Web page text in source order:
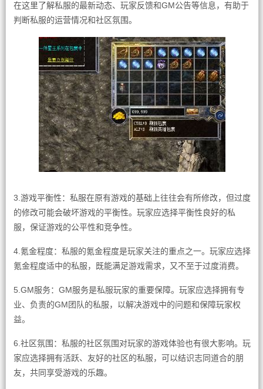
在这里了解私服的最新动态、玩家反馈和GM公告等信息，有助于
判断私服的运营情况和社区氛围。
3.游戏平衡性：私服在原有游戏的基础上往往会有所修改，但过度
的修改可能会破坏游戏的平衡性。玩家应选择平衡性良好的私
服，保证游戏的公平性和竞争性。
4.氪金程度：私服的氪金程度是玩家关注的重点之一。玩家应选择
氪金程度适中的私服，既能满足游戏需求，又不至于过度消费。
5.GM服务：GM服务是私服玩家的重要保障。玩家应选择拥有专
业、负责的GM团队的私服，以解决游戏中的问题和保障玩家权
益。
6.社区氛围：私服的社区氛围对玩家的游戏体验也有很大影响。玩
家应选择拥有活跃、友好的社区的私服，可以结识志同道合的朋
友，共同享受游戏的乐趣。